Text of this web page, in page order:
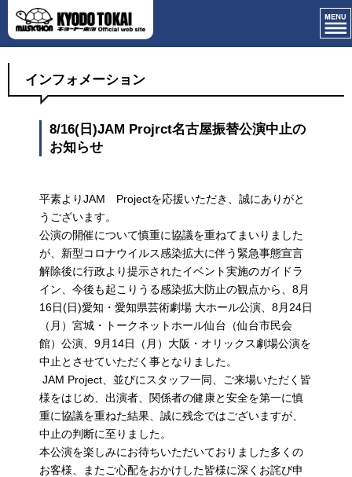
インフォメーション
8/16(日)JAM Projrct名古屋振替公演中止の
お知らせ
平素よりJAM Projectを応援いただき、誠にありがと
うございます。
公演の開催について慎重に協議を重ねてまいりました
が、新型コロナウイルス感染拡大に伴う緊急事態宣言
解除後に行政より提示されたイベント実施のガイドラ
イン、今後も起こりうる感染拡大防止の観点から、8月
16日(日)愛知・愛知県芸術劇場 大ホール公演、8月24日
（月）宮城・トークネットホール仙台（仙台市民会
館）公演、9月14日（月）大阪・オリックス劇場公演を
中止とさせていただく事となりました。
JAM Project、並びにスタッフ一同、ご来場いただく皆
様をはじめ、出演者、関係者の健康と安全を第一に慎
重に協議を重ねた結果、誠に残念ではございますが、
中止の判断に至りました。
本公演を楽しみにお待ちいただいておりました多くの
お客様、またご心配をおかけした皆様に深くお詫び申